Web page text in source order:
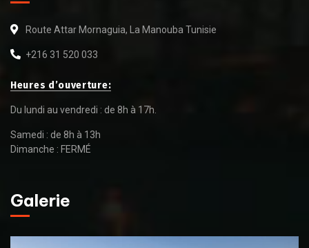
Route Attar Mornaguia, La Manouba Tunisie
+216 31 520 033
Heures d’ouverture:
Du lundi au vendredi : de 8h à 17h.
Samedi : de 8h à 13h
Dimanche : FERMÉ
Galerie